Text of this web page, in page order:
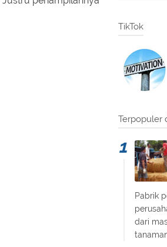
TikTok
Terpopuler
Pabrik
dari